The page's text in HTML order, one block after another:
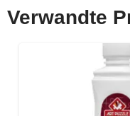
Verwandte